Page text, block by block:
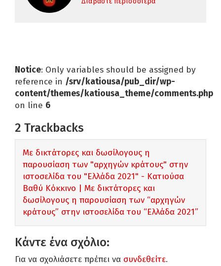
Notice: Only variables should be assigned by
reference in /srv/katiousa/pub_dir/wp-
content/themes/katiousa_theme/comments.php
on line 6
2 Trackbacks
Με δικτάτορες και δωσίλογους η
παρουσίαση των "αρχηγών κράτους" στην
ιστοσελίδα του "Ελλάδα 2021" - Κατιούσα
Βαθύ Κόκκινο | Με δικτάτορες και
δωσίλογους η παρουσίαση των “αρχηγών
κράτους” στην ιστοσελίδα του “Ελλάδα 2021”
Κάντε ένα σχόλιο:
Για να σχολιάσετε πρέπει να συνδεθείτε.